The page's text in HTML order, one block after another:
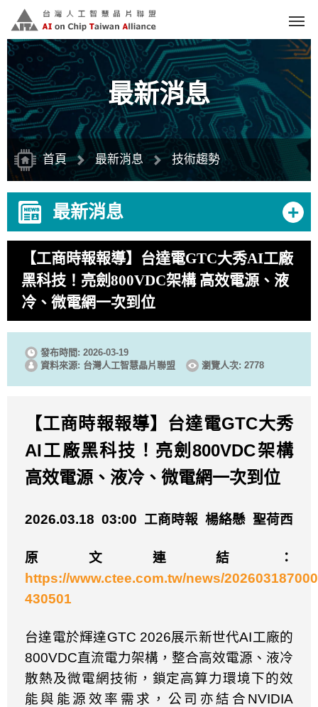
最新消息
首頁 最新消息 技術趨勢
最新消息 +
【工商時報報導】台達電GTC大秀AI工廠
黑科技！亮劍800VDC架構 高效電源、液
冷、微電網一次到位
發布時間: 2026-03-19
資料來源: 台灣人工智慧晶片聯盟
瀏覽人次: 2778
【工商時報報導】台達電GTC大秀
AI工廠黑科技！亮劍800VDC架構
高效電源、液冷、微電網一次到位
2026.03.18 03:00 工商時報 楊絡懸 聖荷西
原文連結：
https://www.ctee.com.tw/news/
430501
台達電於輝達GTC 2026展示新世代AI工廠的
800VDC直流電力架構，整合高效電源、液冷
散熱及微電網技術，鎖定高算力環境下的效
能與能源效率需求，公司亦結合 NVIDIA